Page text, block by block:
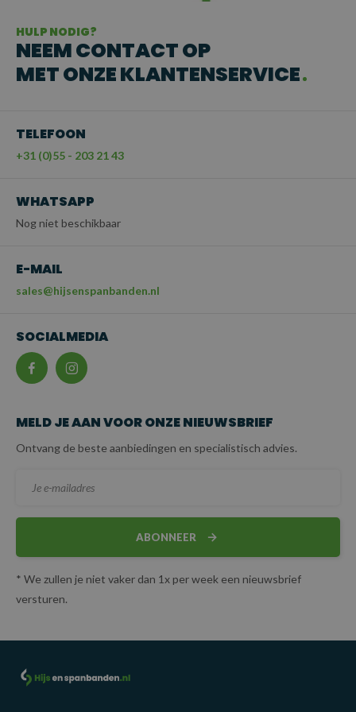
HULP NODIG?
NEEM CONTACT OP
MET ONZE KLANTENSERVICE
TELEFOON
+31 (0)55 - 203 21 43
WHATSAPP
Nog niet beschikbaar
E-MAIL
sales@hijsenspanbanden.nl
SOCIALMEDIA
MELD JE AAN VOOR ONZE NIEUWSBRIEF
Ontvang de beste aanbiedingen en specialistisch advies.
ABONNEER
* We zullen je niet vaker dan 1x per week een nieuwsbrief
versturen.